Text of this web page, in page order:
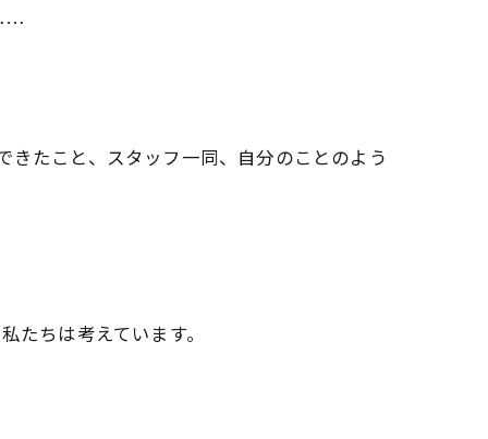
たこと、スタッフ一同、自分のことのよう
ちは考えています。